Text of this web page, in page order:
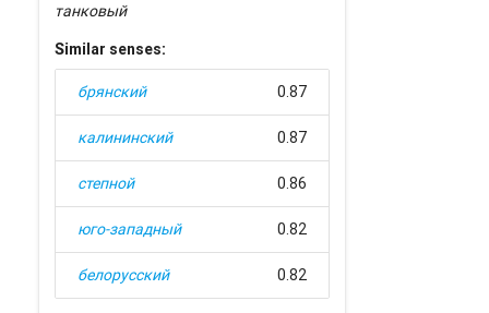
танковый
Similar senses:
брянский 0.87
калининский 0.87
степной 0.86
юго-западный 0.82
белорусский 0.82